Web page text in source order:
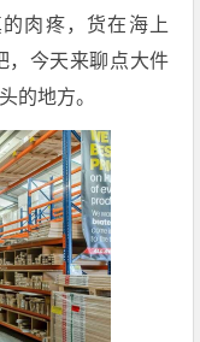
肉疼，货在海上
，今天来聊点大件
的地方。